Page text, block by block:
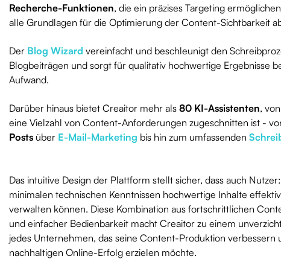
Recherche-Funktionen, die ein präzises Targeting
alle Grundlagen für die Optimierung der Content-Sichtbarkeit
Der Blog Wizard vereinfacht und beschleunigt den
Blogbeiträgen und sorgt für qualitativ hochwertige Ergebnisse
Aufwand.
Darüber hinaus bietet Creaitor mehr als 80 KI-Assistenten,
eine Vielzahl von Content-Anforderungen zugeschnitten ist -
Postsüber E-Mail-Marketing bis hin zum umfassenden
Das intuitive Design der Plattform stellt sicher, dass auch
minimalen technischen Kenntnissen hochwertige Inhalte
verwalten können. Diese Kombination aus fortschrittlichen
und einfacher Bedienbarkeit macht Creaitor zu einem
jedes Unternehmen, das seine Content-Produktion verbessern
nachhaltigen Online-Erfolg erzielen möchte.